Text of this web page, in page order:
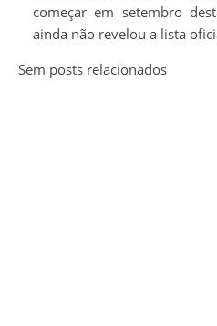
começar em setembro
ainda não revelou a lista
Sem posts relacionados